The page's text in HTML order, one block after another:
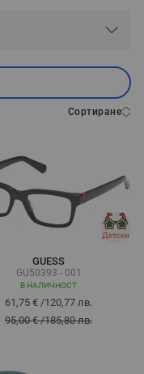
Сортиране
GUESS
GU50393 - 001
В НАЛИЧНОСТ
61,75 € /120,77 лв.
95,00 €/185,80 лв.